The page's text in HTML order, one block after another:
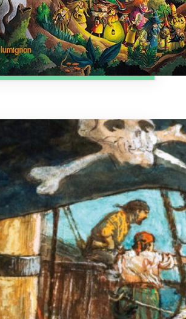
plus
Pirates
Léon rêve de parcourir
la recherche de trésors ! Avec
d’humour, le petit caméléon
avec treize œuvres d’art
:Léon art & stories
le09/03/2024